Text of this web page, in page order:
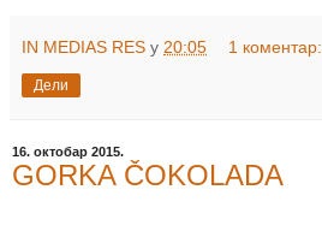
IN MEDIAS RES у 20:05 1 коментар:
Дели
16. октобар 2015.
GORKA ČOKOLADA